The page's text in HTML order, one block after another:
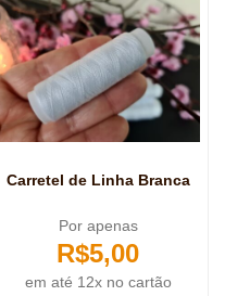
Carretel de Linha Branca
Por apenas
R$5,00
em até 12x no cartão